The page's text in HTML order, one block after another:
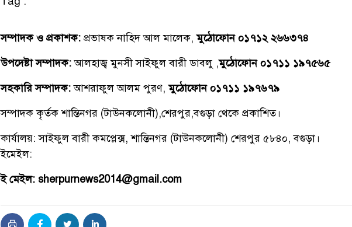
সম্পাদক ও প্রকাশক: প্রভাষক নাহিদ আল মালেক,মুঠোফোন ০১৭১২ ২৬৬৩৭৪
উপদেষ্টা সম্পাদক:আলহাজ্ব মুনসী সাইফুল বারী ডাবলু ,মুঠোফোন ০১৭১১ ১৯৭৫৬৫
সহকারি সম্পাদক:আশরাফুল আলম পুরণ,মুঠোফোন ০১৭১১ ১৯৭৬৭৯
সম্পাদক কৃর্তক শান্তিনগর (টাউনকলোনী),শেরপুর,বগুড়া থেকে প্রকাশিত।
কার্যালয়: সাইফুল বারী কমপ্লেক্স, শান্তিনগর (টাউনকলোনী) শেরপুর ৫৮৪০, বগুড়া।
ইমেইল:
ই মেইল: sherpurnews2014@gmail.com